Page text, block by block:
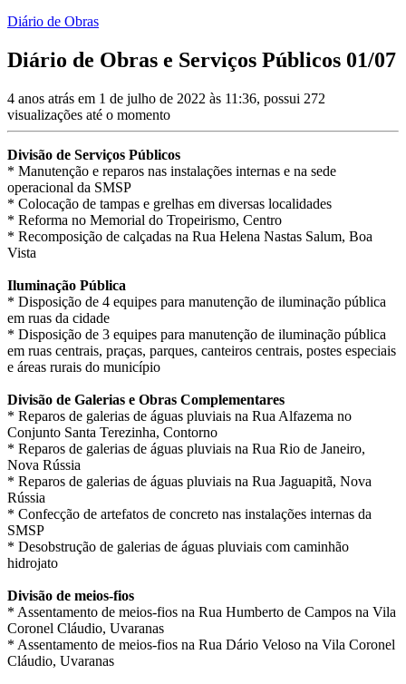
Diário de Obras
Diário de Obras e Serviços Públicos 01/07
4 anos atrás em 1 de julho de 2022 às 11:36, possui 272
visualizações até o momento
Divisão de Serviços Públicos
* Manutenção e reparos nas instalações internas e na sede
operacional da SMSP
* Colocação de tampas e grelhas em diversas localidades
* Reforma no Memorial do Tropeirismo, Centro
* Recomposição de calçadas na Rua Helena Nastas Salum, Boa
Vista
Iluminação Pública
* Disposição de 4 equipes para manutenção de iluminação pública
em ruas da cidade
* Disposição de 3 equipes para manutenção de iluminação pública
em ruas centrais, praças, parques, canteiros centrais, postes especiais
e áreas rurais do município
Divisão de Galerias e Obras Complementares
* Reparos de galerias de águas pluviais na Rua Alfazema no
Conjunto Santa Terezinha, Contorno
* Reparos de galerias de águas pluviais na Rua Rio de Janeiro,
Nova Rússia
* Reparos de galerias de águas pluviais na Rua Jaguapitã, Nova
Rússia
* Confecção de artefatos de concreto nas instalações internas da
SMSP
* Desobstrução de galerias de águas pluviais com caminhão
hidrojato
Divisão de meios-fios
* Assentamento de meios-fios na Rua Humberto de Campos na Vila
Coronel Cláudio, Uvaranas
* Assentamento de meios-fios na Rua Dário Veloso na Vila Coronel
Cláudio, Uvaranas